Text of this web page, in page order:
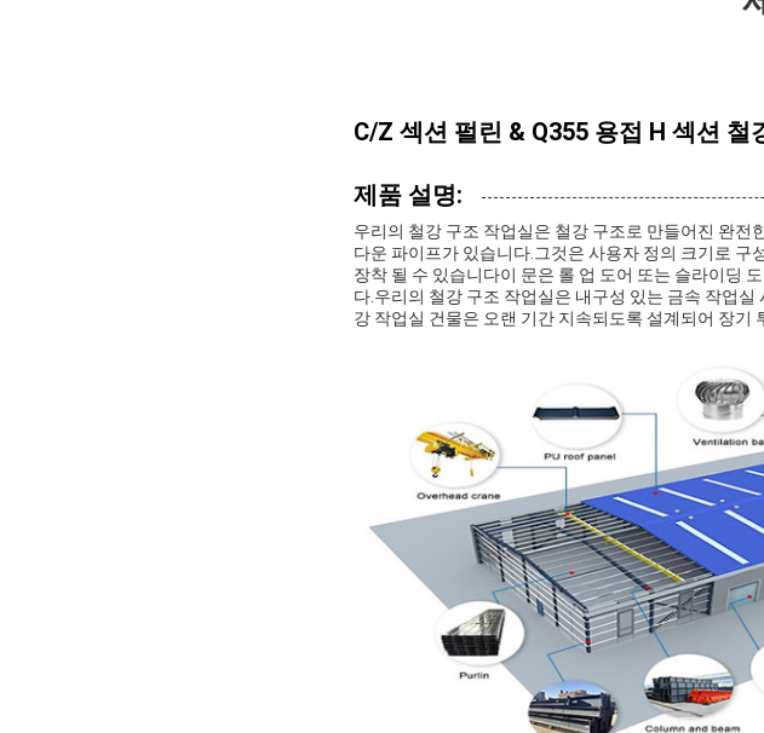
C/Z 섹션 펄린 & Q355 용접 H 섹션 철
제품 설명:
우리의 철강 구조 작업실은 철강 구조로 만들어진 완전
다운 파이프가 있습니다.그것은 사용자 정의 크기로
장착 될 수 있습니다이 문은 롤 업 도어 또는 슬라이딩
다.우리의 철강 구조 작업실은 내구성 있는 금속 작업
강 작업실 건물은 오랜 기간 지속되도록 설계되어 장기